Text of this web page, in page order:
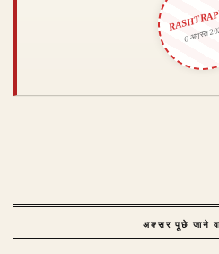
6 अगस्त
अक्सर पूछे जाने